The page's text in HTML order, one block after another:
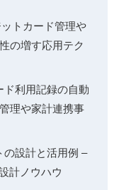
トカード管理や
の増す応用テク
ド利用記録の自動
理や家計連携事
の設計と活用例 –
計ノウハウ